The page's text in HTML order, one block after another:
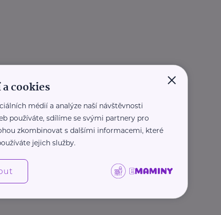
×
cookies
médií a analýze naší návštěvnosti
používáte, sdílíme se svými partnery pro
zkombinovat s dalšími informacemi, které
jejich služby.